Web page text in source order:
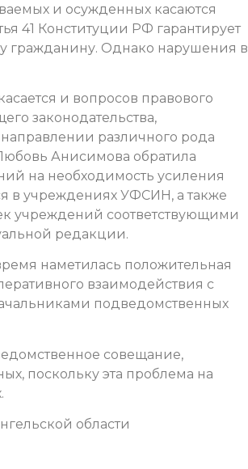
и осужденных касаются
41 Конституции РФ гарантирует
гражданину. Однако нарушения в
и вопросов правового
законодательства,
различного рода
Анисимова обратила
на необходимость усиления
в учреждениях УФСИН, а также
учреждений соответствующими
редакции.
наметилась положительная
взаимодействия с
подведомственных
совещание,
поскольку эта проблема на
области